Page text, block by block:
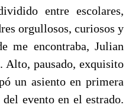
entre escolares,
orgullosos, curiosos y
me encontraba, Julian
Alto, pausado, exquisito
un asiento en primera
evento en el estrado.